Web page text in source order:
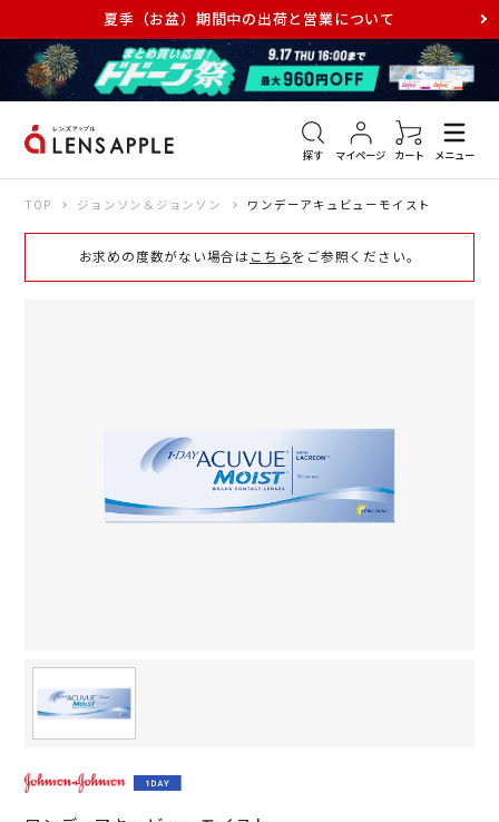
夏季（お盆）期間中の出荷と営業について
探す マイページ カート メニュー
アキュビュー メダリスト メガネ
TOP ジョンソン＆ジョンソン ワンデーアキュビューモイスト
お求めの度数がない場合は こちら をご参照ください。